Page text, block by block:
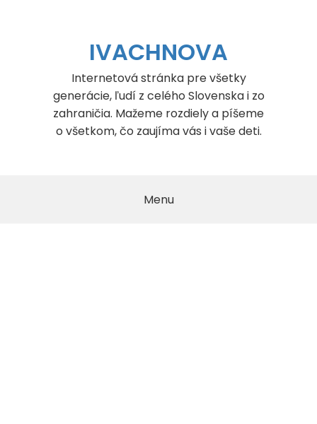
IVACHNOVA
Internetová stránka pre všetky
generácie, ľudí z celého Slovenska i zo
zahraničia. Mažeme rozdiely a píšeme
o všetkom, čo zaujíma vás i vaše deti.
Menu